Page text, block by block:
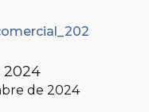
2024
de 2024